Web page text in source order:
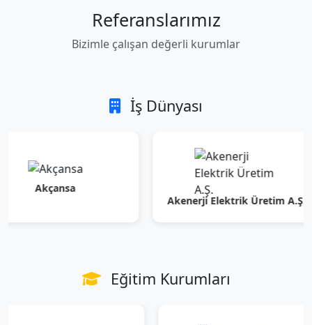
Referanslarımız
Bizimle çalışan değerli kurumlar
İş Dünyası
Akenerji Elektrik Üretim A.Ş.
Eğitim Kurumları